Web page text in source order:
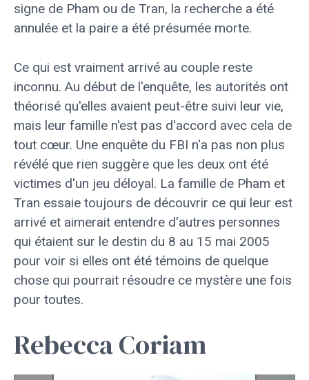
signe de Pham ou de Tran, la recherche a été
annulée et la paire a été présumée morte.
Ce qui est vraiment arrivé au couple reste
inconnu. Au début de l'enquête, les autorités ont
théorisé qu'elles avaient peut-être suivi leur vie,
mais leur famille n'est pas d'accord avec cela de
tout cœur. Une enquête du FBI n'a pas non plus
révélé que rien suggère que les deux ont été
victimes d'un jeu déloyal. La famille de Pham et
Tran essaie toujours de découvrir ce qui leur est
arrivé et aimerait entendre d'autres personnes
qui étaient sur le destin du 8 au 15 mai 2005
pour voir si elles ont été témoins de quelque
chose qui pourrait résoudre ce mystère une fois
pour toutes.
Rebecca Coriam